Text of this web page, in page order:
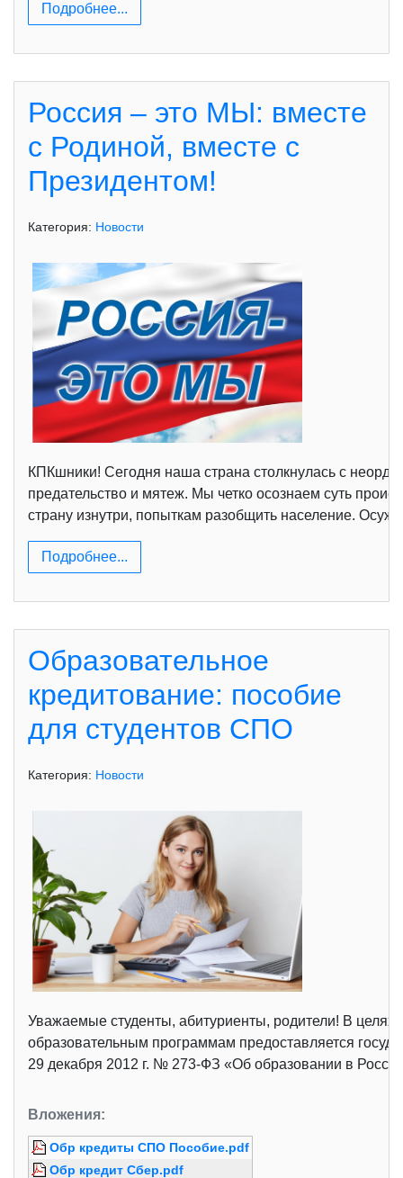
Подробнее...
Россия – это МЫ: вместе
с Родиной, вместе с
Президентом!
Категория: Новости
КПКшники! Сегодня наша страна столкнулась с
предательство и мятеж. Мы четко осознаем суть
страну изнутри, попыткам разобщить население.
Подробнее...
Образовательное
кредитование: пособие
для студентов СПО
Категория: Новости
Уважаемые студенты, абитуриенты, родители! В
образовательным программам предоставляется
29 декабря 2012 г. № 273-ФЗ «Об образовании в
Вложения:
Обр кредиты СПО Пособие.pdf
Обр кредит Сбер.pdf